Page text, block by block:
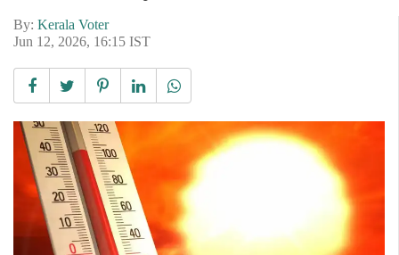
By: Kerala Voter
Jun 12, 2026, 16:15 IST